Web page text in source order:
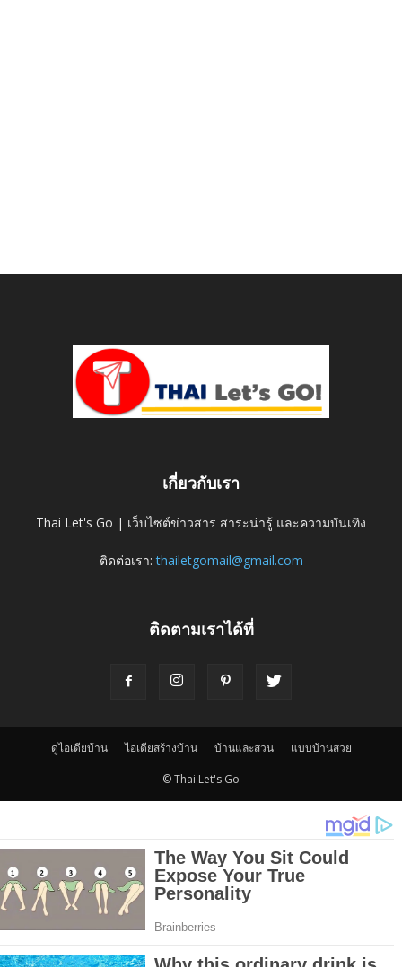
เกี่ยวกับเรา
Thai Let's Go | เว็บไซต์ข่าวสาร สาระน่ารู้ และความบันเทิง
ติดต่อเรา:thailetgomail@gmail.com
ติดตามเราได้ที่
ดูไอเดียบ้าน ไอเดียสร้างบ้าน บ้านและสวน แบบบ้านสวย
© Thai Let's Go